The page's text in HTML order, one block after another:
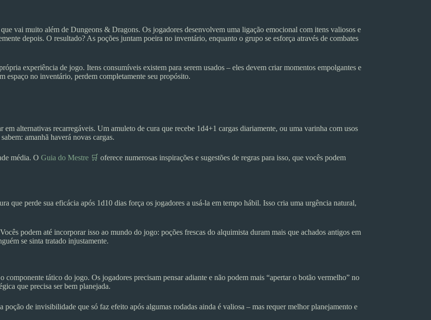
vai muito além de Dungeons & Dragons. Os jogadores desenvolvem uma ligação emocional com itens valiosos e
depois. O resultado? As poções juntam poeira no inventário, enquanto o grupo se esforça através de combates
experiência de jogo. Itens consumíveis existem para serem usados – eles devem criar momentos empolgantes e
espaço no inventário, perdem completamente seu propósito.
alternativas recarregáveis. Um amuleto de cura que recebe 1d4+1 cargas diariamente, ou uma varinha com usos
amanhã haverá novas cargas.
média. O Guia do Mestre 🛒 oferece numerosas inspirações e sugestões de regras para isso, que vocês podem
que perde sua eficácia após 1d10 dias força os jogadores a usá-la em tempo hábil. Isso cria uma urgência natural,
podem até incorporar isso ao mundo do jogo: poções frescas do alquimista duram mais que achados antigos em
se sinta tratado injustamente.
tático do jogo. Os jogadores precisam pensar adiante e não podem mais “apertar o botão vermelho” no
que precisa ser bem planejada.
de invisibilidade que só faz efeito após algumas rodadas ainda é valiosa – mas requer melhor planejamento e